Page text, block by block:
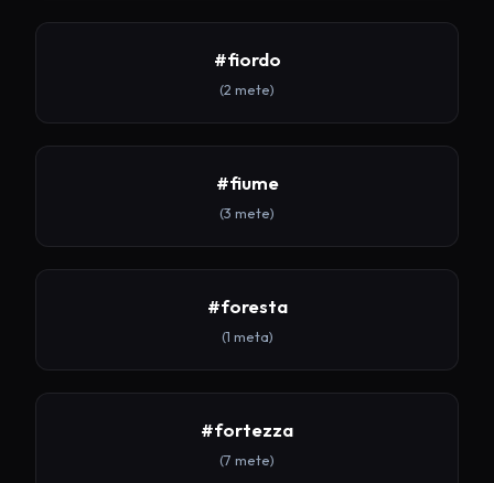
#fiordo
(2 mete)
#fiume
(3 mete)
#foresta
(1 meta)
#fortezza
(7 mete)